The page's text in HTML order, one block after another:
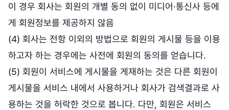
이 경우 회사는 회원의 개별 동의 없이 미디어·통신사 등에
게 회원정보를 제공하지 않음
(4) 회사는 전항 이외의 방법으로 회원의 게시물 등을 이용
하고자 하는 경우에는 사전에 회원의 동의를 얻습니다.
(5) 회원이 서비스에 게시물을 게재하는 것은 다른 회원이
게시물을 서비스 내에서 사용하거나 회사가 검색결과로 사
용하는 것을 허락한 것으로 봅니다. 다만, 회원은 서비스